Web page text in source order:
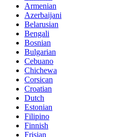
Armenian
Azerbaijani
Belarusian
Bengali
Bosnian
Bulgarian
Cebuano
Chichewa
Corsican
Croatian
Dutch
Estonian
Filipino
Finnish
Frisian